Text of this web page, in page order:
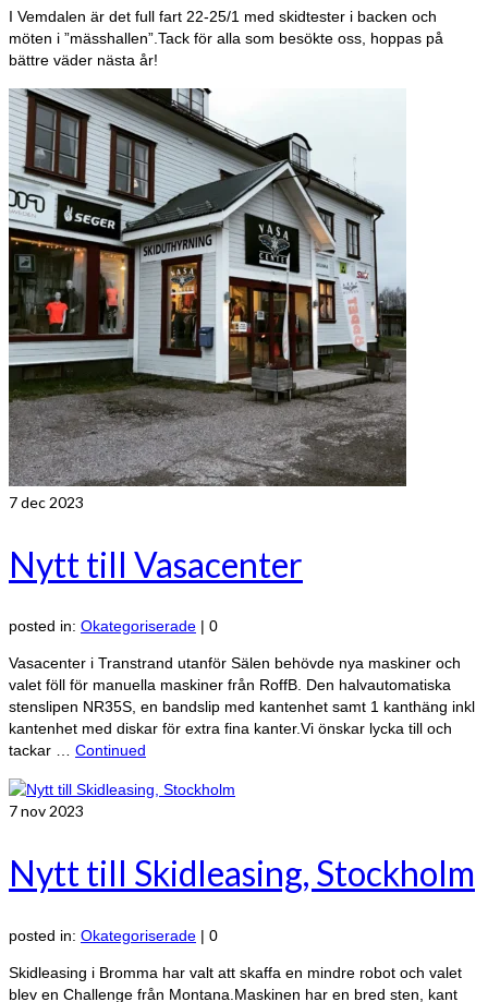
I Vemdalen är det full fart 22-25/1 med skidtester i backen och
möten i ”mässhallen”.Tack för alla som besökte oss, hoppas på
bättre väder nästa år!
7dec 2023
Nytt till Vasacenter
posted in: Okategoriserade | 0
Vasacenter i Transtrand utanför Sälen behövde nya maskiner och
valet föll för manuella maskiner från RoffB. Den halvautomatiska
stenslipen NR35S, en bandslip med kantenhet samt 1 kanthäng inkl
kantenhet med diskar för extra fina kanter.Vi önskar lycka till och
tackar … Continued
7nov 2023
Nytt till Skidleasing, Stockholm
posted in: Okategoriserade | 0
Skidleasing i Bromma har valt att skaffa en mindre robot och valet
blev en Challenge från Montana.Maskinen har en bred sten, kant